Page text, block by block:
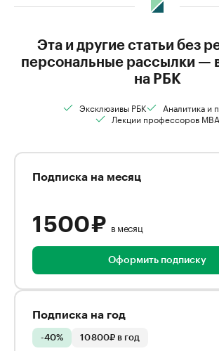
Эта и другие статьи без
персональные рассылки —
на РБК
Эксклюзивы РБК
Аналитика и
Лекции профессоров MBA
Подписка на месяц
1 500 ₽ в месяц
Оформить подписку
Подписка на год
-40% 10 800₽ в год